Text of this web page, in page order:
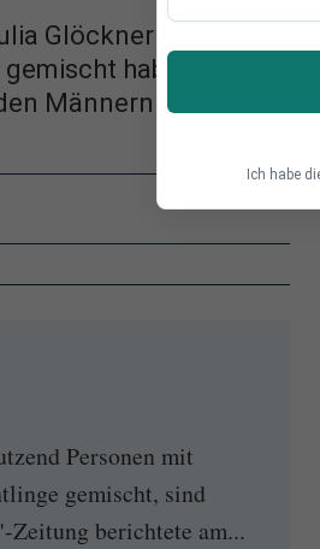
Glöckner ist alarmiert:
haben und mit
Männern fehlt jede
Personen mit
gemischt, sind
berichtete am...
Ich habe